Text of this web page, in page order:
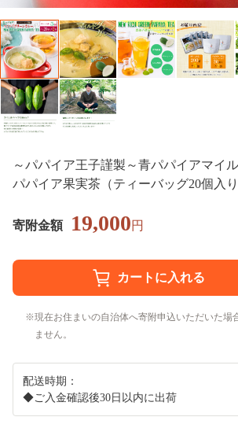
～パパイア王子謹製～青パパイアマイ
パパイア果実茶（ティーバッグ20個入り
寄附金額 19,000円
現在お住まいの自治体へ寄附申込いただいた場
ません。
配送時期：
◆ご入金確認後30日以内に出荷